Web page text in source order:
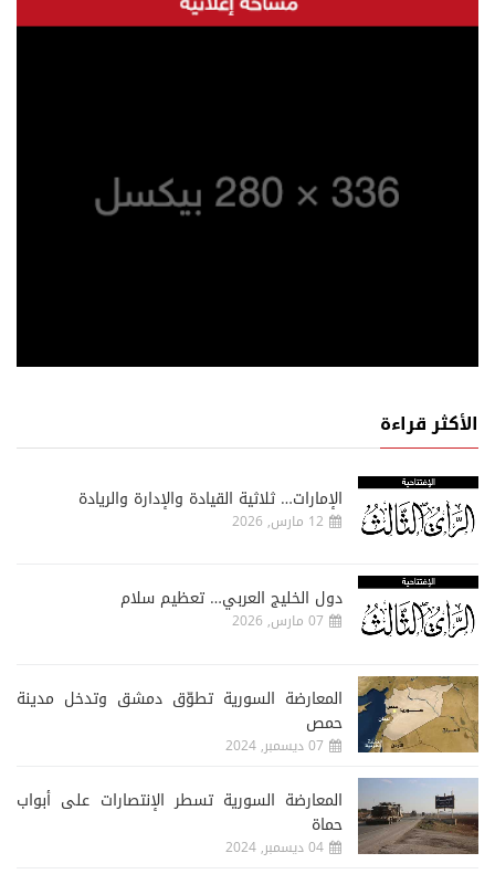
الأكثر قراءة
الإمارات… ثلاثية القيادة والإدارة والريادة
12 مارس, 2026
دول الخليج العربي… تعظيم سلام
07 مارس, 2026
المعارضة السورية تطوّق دمشق وتدخل مدينة
حمص
07 ديسمبر, 2024
المعارضة السورية تسطر الإنتصارات على أبواب
حماة
04 ديسمبر, 2024